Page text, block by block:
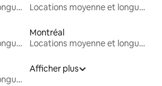
Locations moyenne et longue durée
Locations moyenne et longue durée
Locations moyenne et longue durée
Montréal
Locations moyenne et longue durée
Locations moyenne et longue durée
Afficher plus